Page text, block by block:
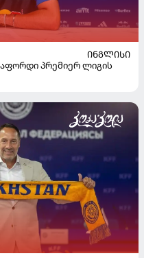
ᲘᲜᲒᲚᲘᲡᲘ
პრემიერ ლიგის